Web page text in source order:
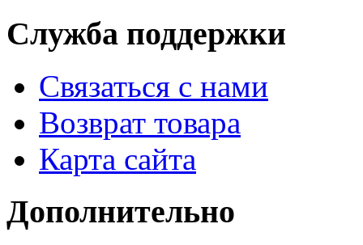
Служба поддержки
Связаться с нами
Возврат товара
Карта сайта
Дополнительно